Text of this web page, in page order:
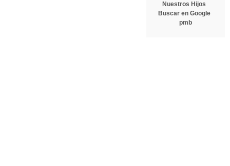
Nuestros Hijos
Buscar en Google
pmb